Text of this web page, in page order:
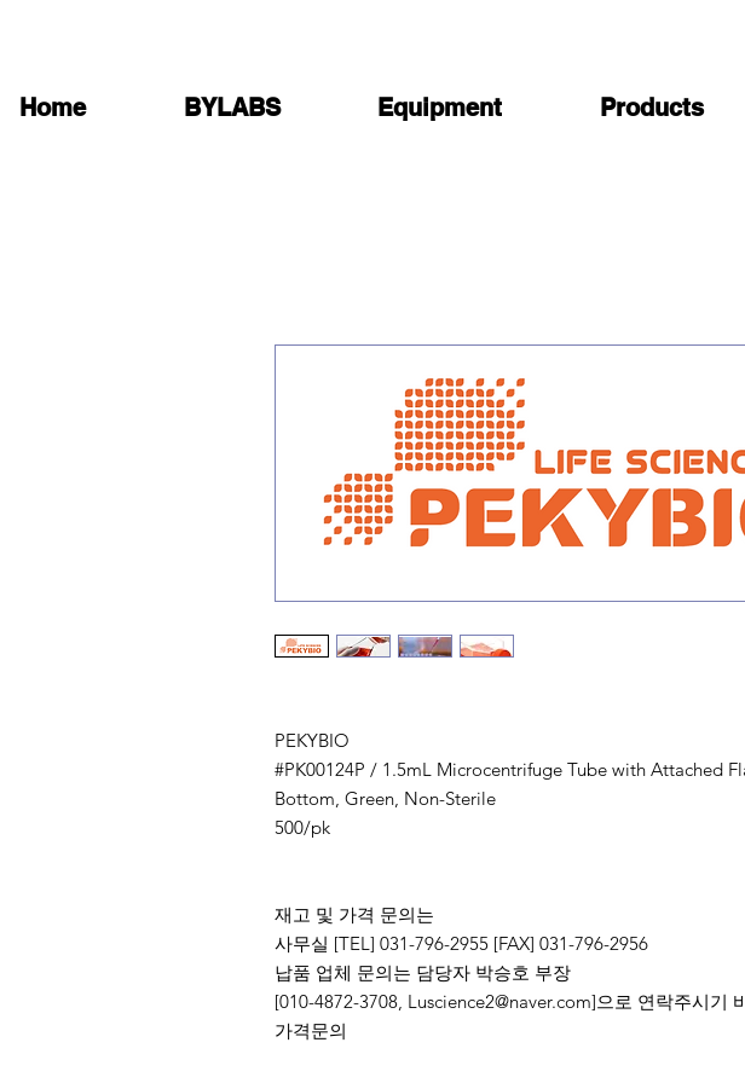
Home BYLABS Equipment Products
PEKYBIO
#PK00124P / 1.5mL Microcentrifuge Tube with Attached
Bottom, Green, Non-Sterile
500/pk
재고 및 가격 문의는
사무실 [TEL] 031-796-2955 [FAX] 031-796-2956
납품 업체 문의는 담당자 박승호 부장
[010-4872-3708, Luscience2@naver.com]으로 연락주시기
가격문의